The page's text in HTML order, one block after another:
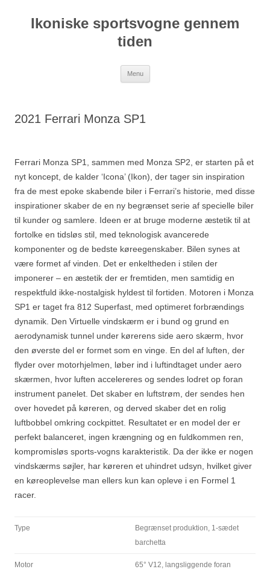
indholdIkoniske sportsvogne gennem
tiden
Menu
2021 Ferrari Monza SP1
Ferrari Monza SP1, sammen med Monza SP2, er starten på et
nyt koncept, de kalder ‘Icona’ (Ikon), der tager sin inspiration
fra de mest epoke skabende biler i Ferrari’s historie, med disse
inspirationer skaber de en ny begrænset serie af specielle biler
til kunder og samlere. Ideen er at bruge moderne æstetik til at
fortolke en tidsløs stil, med teknologisk avancerede
komponenter og de bedste køreegenskaber. Bilen synes at
være formet af vinden. Det er enkeltheden i stilen der
imponerer – en æstetik der er fremtiden, men samtidig en
respektfuld ikke-nostalgisk hyldest til fortiden. Motoren i Monza
SP1 er taget fra 812 Superfast, med optimeret forbrændings
dynamik. Den Virtuelle vindskærm er i bund og grund en
aerodynamisk tunnel under kørerens side aero skærm, hvor
den øverste del er formet som en vinge. En del af luften, der
flyder over motorhjelmen, løber ind i luftindtaget under aero
skærmen, hvor luften accelereres og sendes lodret op foran
instrument panelet. Det skaber en luftstrøm, der sendes hen
over hovedet på køreren, og derved skaber det en rolig
luftbobbel omkring cockpittet. Resultatet er en model der er
perfekt balanceret, ingen krængning og en fuldkommen ren,
kompromisløs sports-vogns karakteristik. Da der ikke er nogen
vindskærms søjler, har køreren et uhindret udsyn, hvilket giver
en køreoplevelse man ellers kun kan opleve i en Formel 1
racer.
Type
Begrænset produktion, 1-sædet
barchetta
Motor 65° V12, langsliggende foran